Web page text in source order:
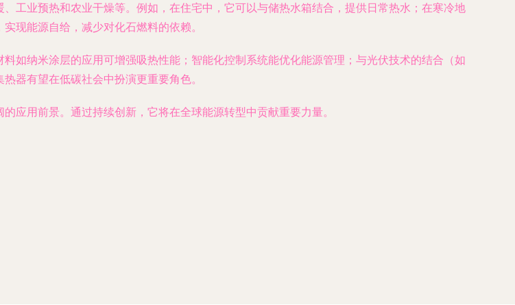
工业预热和农业干燥等。例如，在住宅中，它可以与储热水箱结合，提供日常热水；在寒冷地
现能源自给，减少对化石燃料的依赖。
如纳米涂层的应用可增强吸热性能；智能化控制系统能优化能源管理；与光伏技术的结合（如
器有望在低碳社会中扮演更重要角色。
应用前景。通过持续创新，它将在全球能源转型中贡献重要力量。